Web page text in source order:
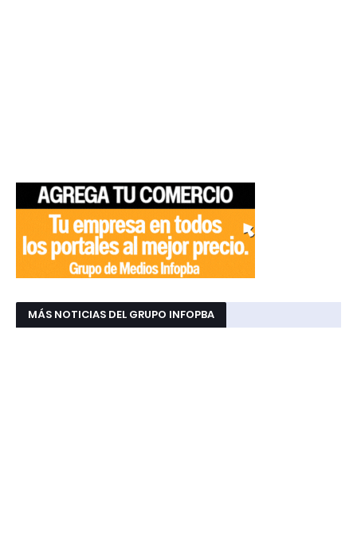
MÁS NOTICIAS DEL GRUPO INFOPBA